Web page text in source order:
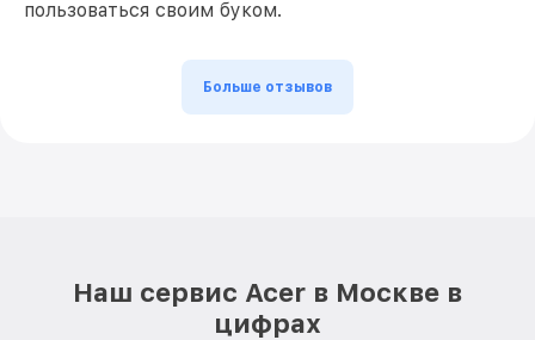
пользоваться своим буком.
Больше отзывов
Наш сервис Acer в Москве в
цифрах